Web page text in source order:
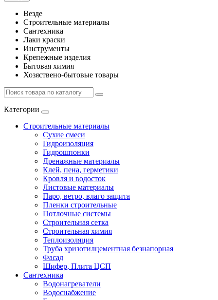
Везде
Строительные материалы
Сантехника
Лаки краски
Инструменты
Крепежные изделия
Бытовая химия
Хозяствено-бытовые товары
Категории
Строительные материалы
Сухие смеси
Гидроизоляция
Гидрошпонки
Дренажные материалы
Клей, пена, герметики
Кровля и водосток
Листовые материалы
Паро, ветро, влаго защита
Пленки строительные
Потлочные системы
Строительная сетка
Строительная химия
Теплоизоляция
Труба хризотилцементная безнапорная
Фасад
Шифер, Плита ЦСП
Сантехника
Водонагреватели
Водоснабжение